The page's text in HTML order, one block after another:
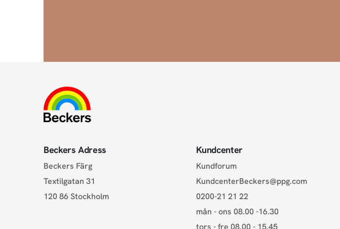
Beckers Adress
Beckers Färg
Textilgatan 31
120 86 Stockholm
Kundcenter
Kundforum
KundcenterBeckers@ppg.com
0200-21 21 22
mån - ons 08.00 -16.30
tors - fre 08.00 - 15.45